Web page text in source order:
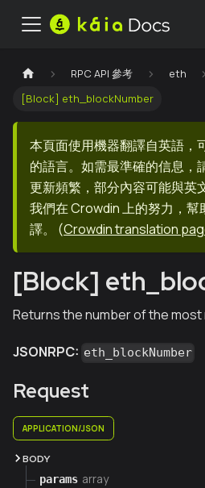
RPC API 參考 eth
[Block] eth_blockNumber
本頁面使用機器翻譯自英語，
的語言。如需最準確的信息，
更新頻繁，部分內容可能與英
我們在 Crowdin 上的努力，
譯。
(Crowdin translation
[Block]
Returns the number of the
JSONRPC: eth_blockNumber
Request
APPLICATION/JSON
BODY
params array